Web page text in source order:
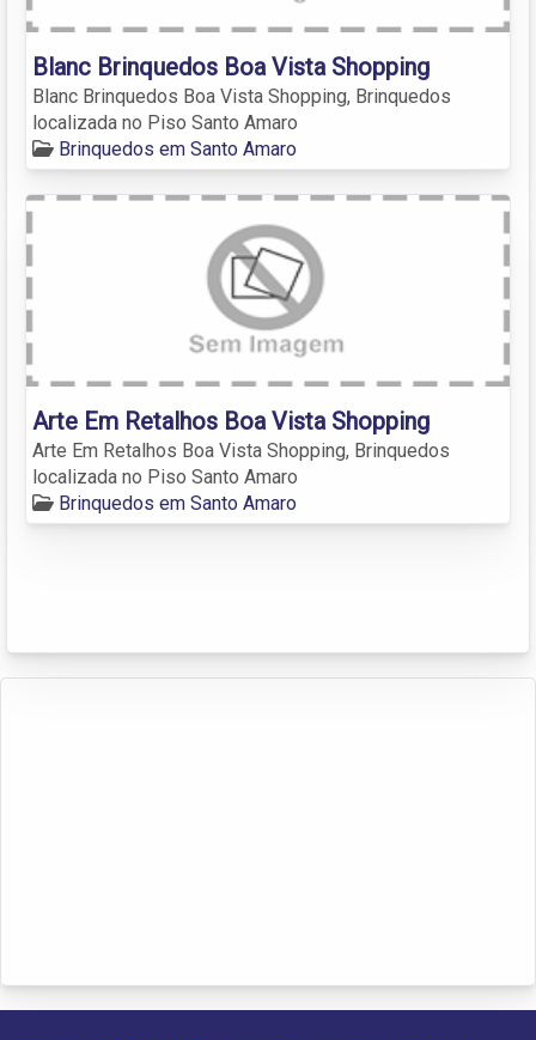
Blanc Brinquedos Boa Vista Shopping
Blanc Brinquedos Boa Vista Shopping, Brinquedos
localizada no Piso Santo Amaro
Brinquedos em Santo Amaro
Arte Em Retalhos Boa Vista Shopping
Arte Em Retalhos Boa Vista Shopping, Brinquedos
localizada no Piso Santo Amaro
Brinquedos em Santo Amaro